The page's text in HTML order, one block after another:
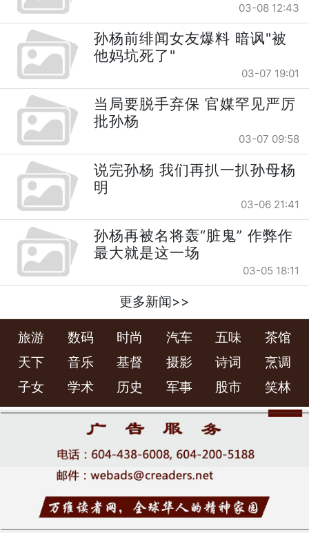
03-08 12:43
孙杨前绯闻女友爆料 暗讽"被
他妈坑死了"
03-07 19:01
当局要脱手弃保 官媒罕见严厉
批孙杨
03-07 09:58
说完孙杨 我们再扒一扒孙母杨
明
03-06 21:41
孙杨再被名将轰“脏鬼” 作弊作
最大就是这一场
03-05 18:11
更多新闻>>
旅游 数码 时尚 汽车 五味
茶馆
天下
音乐 基督 摄影 诗词
烹调
子女
学术 历史 军事 股市 笑林